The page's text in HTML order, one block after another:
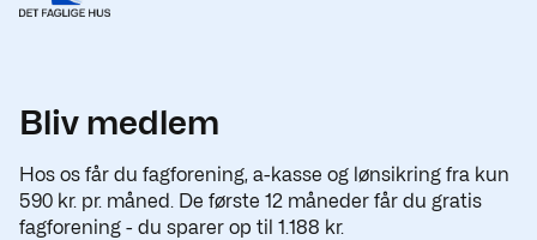
Bliv medlem
Hos os får du fagforening, a-kasse og lønsikring fra kun
590 kr. pr. måned. De første 12 måneder får du gratis
fagforening - du sparer op til 1.188 kr.